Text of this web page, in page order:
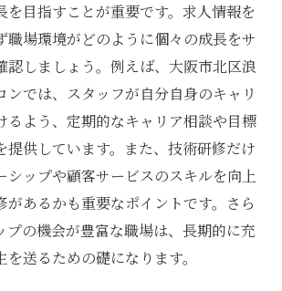
を目指すことが重要です。求人情報を
職場環境がどのように個々の成長をサ
認しましょう。例えば、大阪市北区浪
ンでは、スタッフが自分自身のキャリ
るよう、定期的なキャリア相談や目標
提供しています。また、技術研修だけ
シップや顧客サービスのスキルを向上
があるかも重要なポイントです。さら
プの機会が豊富な職場は、長期的に充
送るための礎になります。